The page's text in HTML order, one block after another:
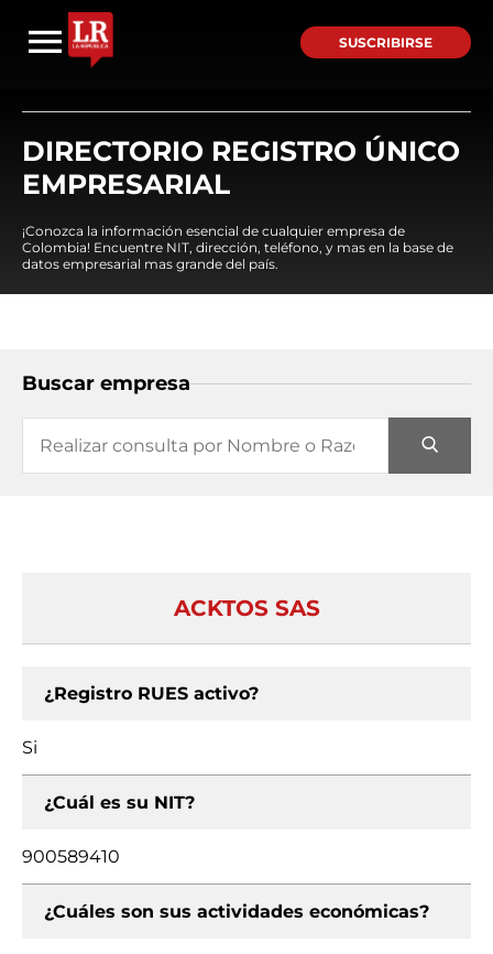
SUSCRIBIRSE
DIRECTORIO REGISTRO ÚNICO
EMPRESARIAL
¡Conozca la información esencial de cualquier empresa de
Colombia! Encuentre NIT, dirección, teléfono, y mas en la base de
datos empresarial mas grande del país.
Buscar empresa
ACKTOS SAS
¿Registro RUES activo?
Si
¿Cuál es su NIT?
900589410
¿Cuáles son sus actividades económicas?